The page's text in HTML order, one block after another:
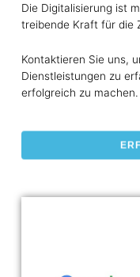
Die Digitalisierung ist
treibende Kraft für die
Kontaktieren Sie uns,
Dienstleistungen zu
erfolgreich zu machen.